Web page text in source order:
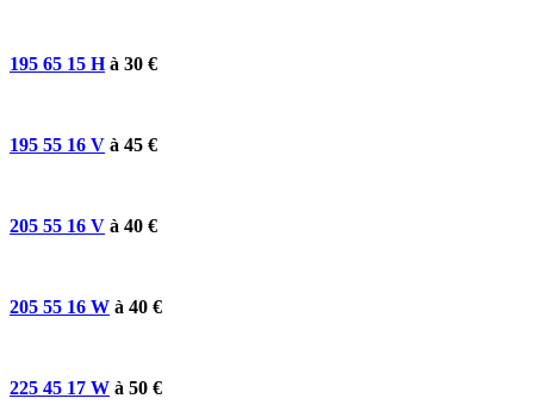
195 65 15 Hà 30 €
195 55 16 V à 45 €
205 55 16 V à 40 €
205 55 16 W à 40 €
225 45 17 W à 50 €